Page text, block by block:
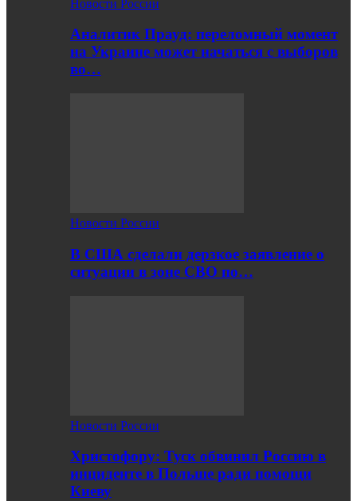
Новости России
Аналитик Прауд: переломный момент
на Украине может начаться с выборов
во…
Новости России
В США сделали дерзкое заявление о
ситуации в зоне СВО по…
Новости России
Христофору: Туск обвинил Россию в
инциденте в Польше ради помощи
Киеву